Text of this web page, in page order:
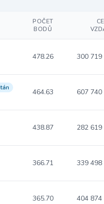
POČET
BODŮ
478.26 300
464.63 607
438.87 282
366.71 339
365.70 404